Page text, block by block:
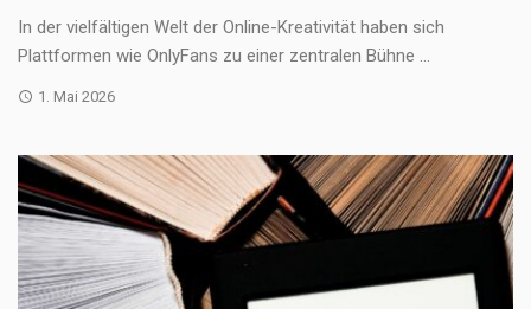
In der vielfältigen Welt der Online-Kreativität haben sich
Plattformen wie OnlyFans zu einer zentralen Bühne ...
1. Mai 2026